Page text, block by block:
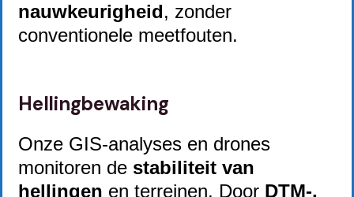
nauwkeurigheid, zonder
conventionele meetfouten.
Hellingbewaking
Onze GIS-analyses en drones
monitoren de stabiliteit van
hellingen en terreinen. Door DTM-,